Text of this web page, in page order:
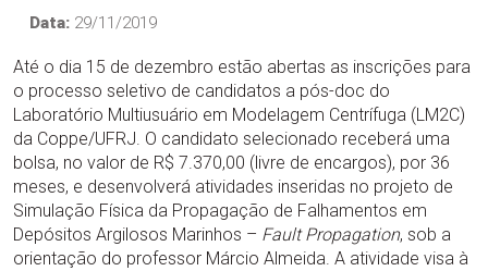
Data: 29/11/2019
Até o dia 15 de dezembro estão abertas as inscrições para
o processo seletivo de candidatos a pós-doc do
Laboratório Multiusuário em Modelagem Centrífuga (LM2C)
da Coppe/UFRJ. O candidato selecionado receberá uma
bolsa, no valor de R$ 7.370,00 (livre de encargos), por 36
meses, e desenvolverá atividades inseridas no projeto de
Simulação Física da Propagação de Falhamentos em
Depósitos Argilosos Marinhos – Fault Propagation, sob a
orientação do professor Márcio Almeida. A atividade visa à